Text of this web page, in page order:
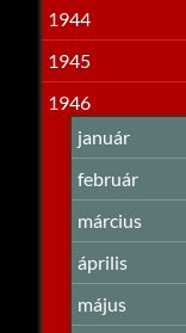
1944
1945
1946
január
február
március
április
május